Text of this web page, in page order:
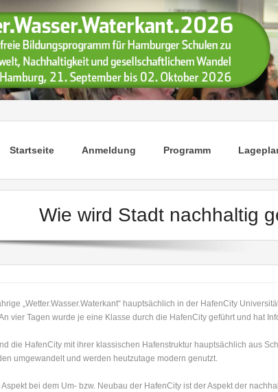
Startseite Anmeldung Programm
Wie wird Stadt nachhaltig
„Wetter.Wasser.Waterkant“ hauptsächlich in der HafenCity
vier Tagen wurde je eine Klasse durch die HafenCity geführt und hat
die HafenCity mit ihrer klassischen Hafenstruktur hauptsächlich aus
umgewandelt und werden heutzutage modern genutzt.
Aspekt bei dem Um- bzw. Neubau der HafenCity ist der Aspekt der